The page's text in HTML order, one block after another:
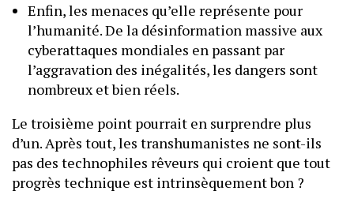
Enfin, les menaces qu’elle représente pour
l’humanité. De la désinformation massive aux
cyberattaques mondiales en passant par
l’aggravation des inégalités, les dangers sont
nombreux et bien réels.
Le troisième point pourrait en surprendre plus
d’un. Après tout, les transhumanistes ne sont-ils
pas des technophiles rêveurs qui croient que tout
progrès technique est intrinsèquement bon ?